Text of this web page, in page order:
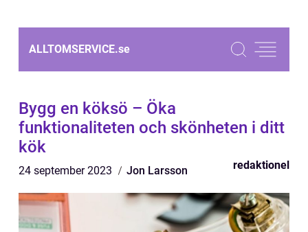
ALLTOMSERVICE.se
Bygg en köksö – Öka
funktionaliteten och skönheten i ditt
kök
24 september 2023 Jon Larsson redaktionel